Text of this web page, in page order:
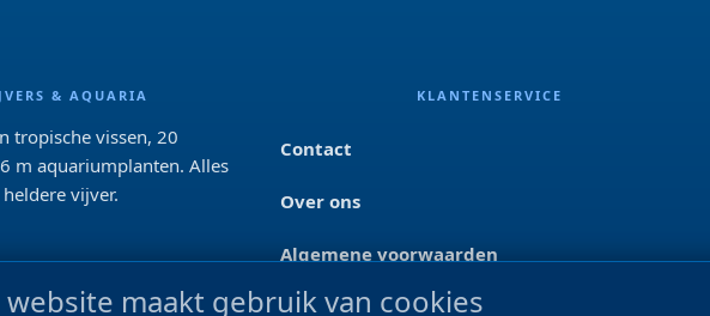
& AQUARIA
tropische vissen, 20
m aquariumplanten. Alles
vijver.
KLANTENSERVICE
Contact
Over ons
Algemene voorwaarden
Privacyverklaring
website maakt gebruik van cookies